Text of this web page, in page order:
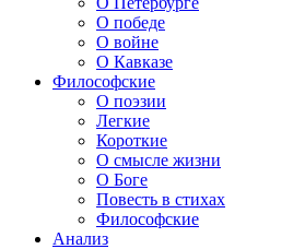
О победе
О войне
О Кавказе
Философские
О поэзии
Легкие
Короткие
О смысле жизни
О Боге
Повесть в стихах
Философские
Анализ